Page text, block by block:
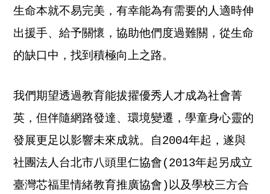
生命本就不易完美，有幸能為有需要的人適時伸
出援手、給予關懷，協助他們度過難關，從生命
的缺口中，找到積極向上之路。
我們期望透過教育能拔擢優秀人才成為社會菁
英，但伴隨網路發達、環境變遷，學童身心靈的
發展更足以影響未來成就。自2004年起，遂與
社團法人台北市八頭里仁協會(2013年起另成立
臺灣芯福里情緒教育推廣協會)以及學校三方合